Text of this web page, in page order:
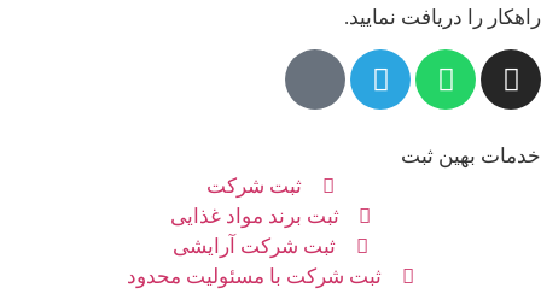
راهکار را دریافت نمایید.
خدمات بهین ثبت
ثبت شرکت
ثبت برند مواد غذایی
ثبت شرکت آرایشی
ثبت شرکت با مسئولیت محدود